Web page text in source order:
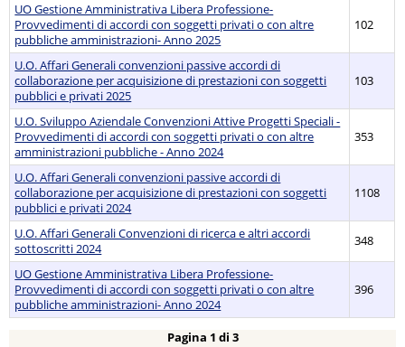
UO Gestione Amministrativa Libera Professione-
Provvedimenti di accordi con soggetti privati o con altre
pubbliche amministrazioni- Anno 2025
102
U.O. Affari Generali convenzioni passive accordi di
collaborazione per acquisizione di prestazioni con soggetti
pubblici e privati 2025
103
U.O. Sviluppo Aziendale Convenzioni Attive Progetti Speciali -
Provvedimenti di accordi con soggetti privati o con altre
amministrazioni pubbliche - Anno 2024
353
U.O. Affari Generali convenzioni passive accordi di
collaborazione per acquisizione di prestazioni con soggetti
pubblici e privati 2024
1108
U.O. Affari Generali Convenzioni di ricerca e altri accordi
sottoscritti 2024
348
UO Gestione Amministrativa Libera Professione-
Provvedimenti di accordi con soggetti privati o con altre
pubbliche amministrazioni- Anno 2024
396
Pagina 1 di 3